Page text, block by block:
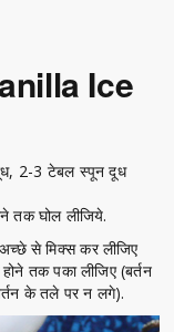
Ice
2-3 टेबल स्पून दूध
तक घोल लीजिये.
से मिक्स कर लीजिए
तक पका लीजिए (बर्तन
के तले पर न लगे).